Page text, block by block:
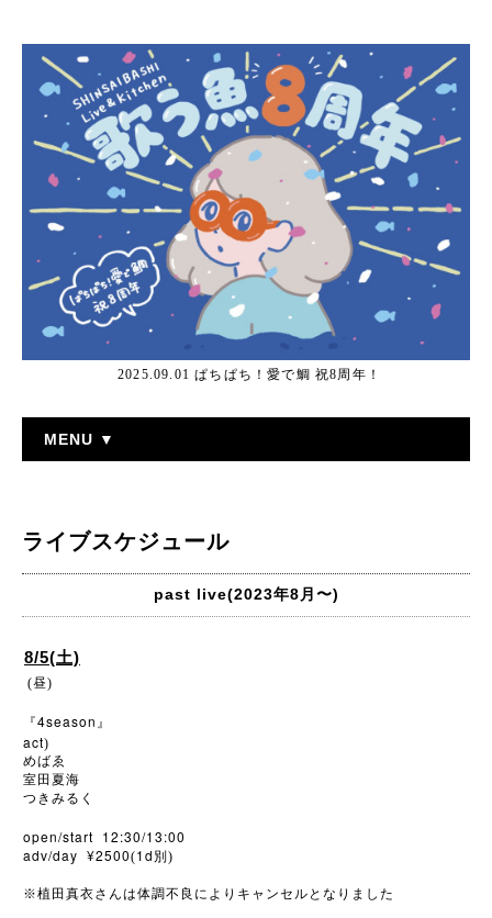
2025.09.01 ぱちぱち！愛で鯛 祝8周年！
MENU ▼
ライブスケジュール
past live(2023年8月〜)
8/5(土)
(昼)
『4season 』
act)
めばゑ
室田夏海
つきみるく
open/start 12:30/13:00
adv/day ¥2500(1d 別)
※植田真衣さんは体調不良によりキャンセルとなりました